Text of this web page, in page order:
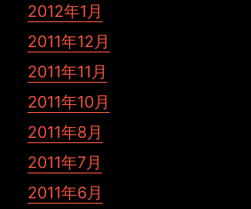
2012年1月
2011年12月
2011年11月
2011年10月
2011年8月
2011年7月
2011年6月